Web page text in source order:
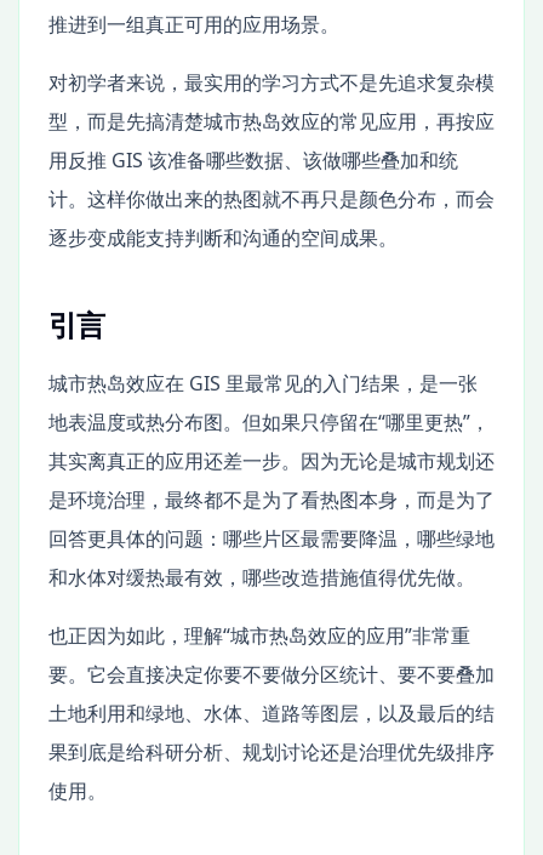
推进到一组真正可用的应用场景。
对初学者来说，最实用的学习方式不是先追求复杂模
型，而是先搞清楚城市热岛效应的常见应用，再按应
用反推 GIS 该准备哪些数据、该做哪些叠加和统
计。这样你做出来的热图就不再只是颜色分布，而会
逐步变成能支持判断和沟通的空间成果。
引言
城市热岛效应在 GIS 里最常见的入门结果，是一张
地表温度或热分布图。但如果只停留在“哪里更热”，
其实离真正的应用还差一步。因为无论是城市规划还
是环境治理，最终都不是为了看热图本身，而是为了
回答更具体的问题：哪些片区最需要降温，哪些绿地
和水体对缓热最有效，哪些改造措施值得优先做。
也正因为如此，理解“城市热岛效应的应用”非常重
要。它会直接决定你要不要做分区统计、要不要叠加
土地利用和绿地、水体、道路等图层，以及最后的结
果到底是给科研分析、规划讨论还是治理优先级排序
使用。